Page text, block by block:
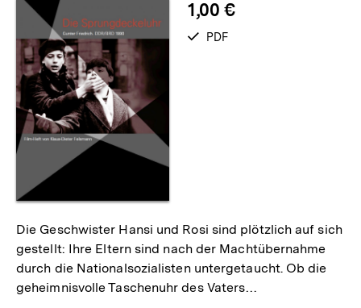
1,00 €
verfügbar
PDF
Die Geschwister Hansi und Rosi sind plötzlich auf sich
gestellt: Ihre Eltern sind nach der Machtübernahme
durch die Nationalsozialisten untergetaucht. Ob die
geheimnisvolle Taschenuhr des Vaters…